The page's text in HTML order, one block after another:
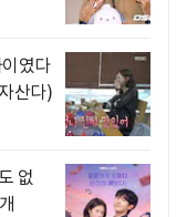
였다
산다)
없